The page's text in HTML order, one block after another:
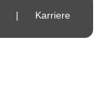
| Karriere